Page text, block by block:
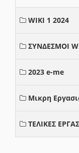
WIKI 1 2024
ΣΥΝΔΕΣΜΟΙ
2023 e-me
Μικρη
ΤΕΛΙΚΕΣ